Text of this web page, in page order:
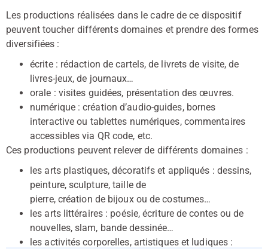
Les productions réalisées dans le cadre de ce dispositif
peuvent toucher différents domaines et prendre des formes
diversifiées :
écrite : rédaction de cartels, de livrets de visite, de
livres-jeux, de journaux…
orale : visites guidées, présentation des œuvres.
numérique : création d’audio-guides, bornes
interactive ou tablettes numériques, commentaires
accessibles via QR code, etc.
Ces productions peuvent relever de différents domaines :
les arts plastiques, décoratifs et appliqués : dessins,
peinture, sculpture, taille de
pierre, création de bijoux ou de costumes…
les arts littéraires : poésie, écriture de contes ou de
nouvelles, slam, bande dessinée…
les activités corporelles, artistiques et ludiques :